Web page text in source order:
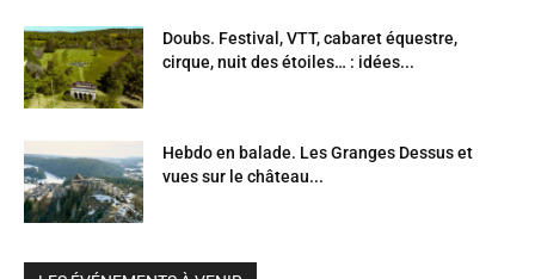
Doubs. Festival, VTT, cabaret équestre,
cirque, nuit des étoiles… : idées...
Hebdo en balade. Les Granges Dessus et
vues sur le château...